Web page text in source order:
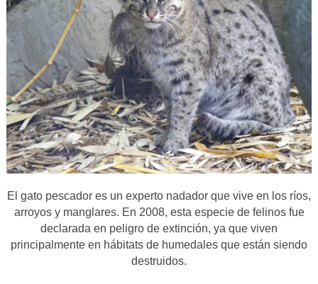
El gato pescador es un experto nadador que vive en los ríos,
arroyos y manglares. En 2008, esta especie de felinos fue
declarada en peligro de extinción, ya que viven
principalmente en hábitats de humedales que están siendo
destruidos.